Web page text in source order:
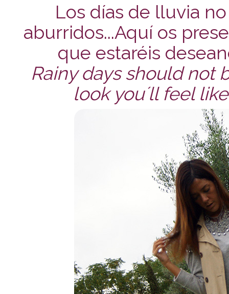
Los días de lluvia
aburridos...Aquí os
que estaréis
Rainy days should not
look you´ll feel